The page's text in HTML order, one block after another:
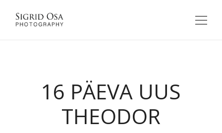
16 PÄEVA UUS
THEODOR